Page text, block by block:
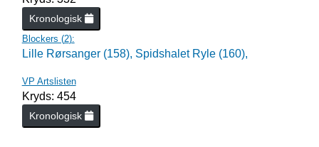
Kronologisk
Blockers (2):
Lille Rørsanger (158), Spidshalet Ryle (160),
VP Artslisten
Kryds: 454
Kronologisk